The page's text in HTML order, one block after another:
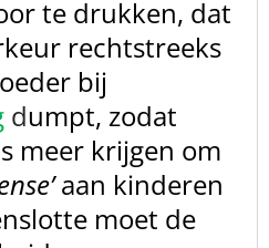
te drukken, dat
rechtstreeks
bij
dumpt, zodat
meer krijgen om
aan kinderen
moet de